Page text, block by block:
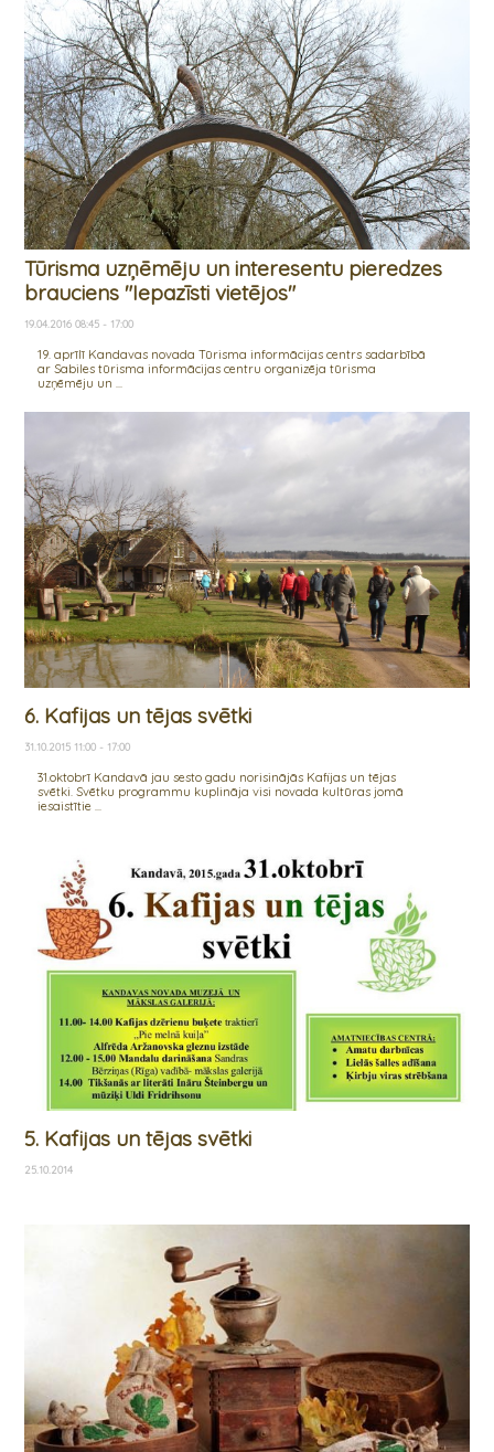
Tūrisma uzņēmēju un interesentu pieredzes
brauciens "Iepazīsti vietējos"
19.04.2016 08:45 - 17:00
19. aprīlī Kandavas novada Tūrisma informācijas centrs sadarbībā
ar Sabiles tūrisma informācijas centru organizēja tūrisma
uzņēmēju un ...
6. Kafijas un tējas svētki
31.10.2015 11:00 - 17:00
31.oktobrī Kandavā jau sesto gadu norisinājās Kafijas un tējas
svētki. Svētku programmu kuplināja visi novada kultūras jomā
iesaistītie ...
5. Kafijas un tējas svētki
25.10.2014